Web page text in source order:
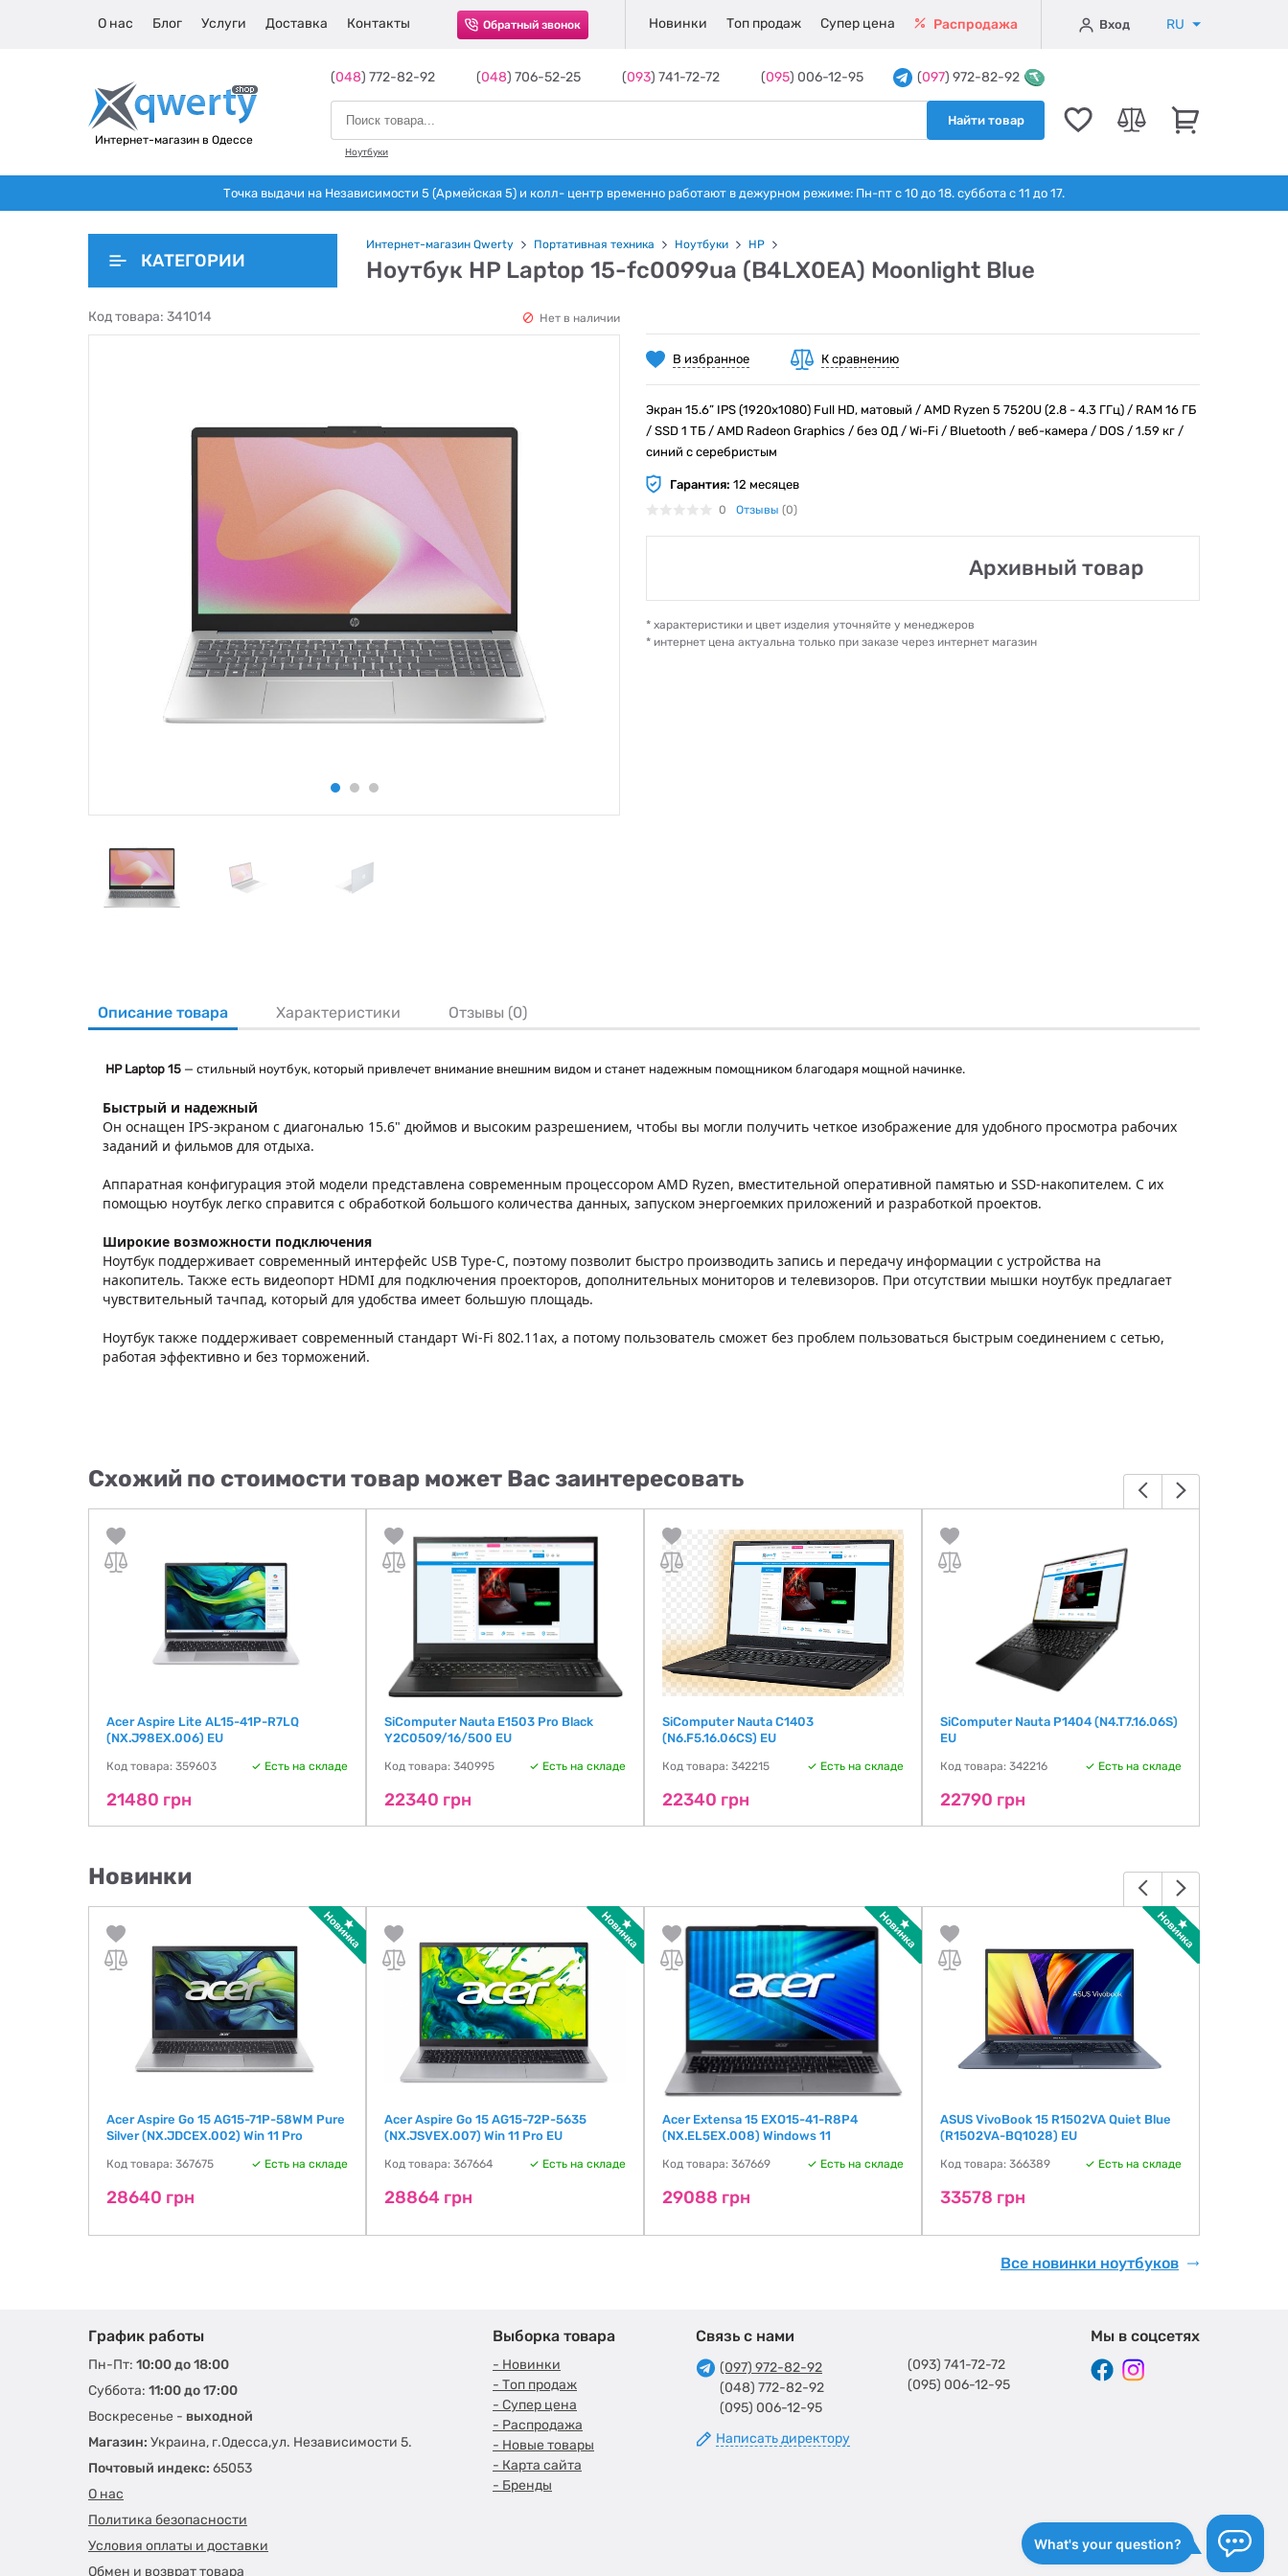
О нас Блог Услуги Доставка Контакты Обратный звонок Новинки Топ продаж Супер цена Распродажа Вход RU
Интернет-магазин в Одессе
(048) 772-82-92 (048) 706-52-25 (093) 741-72-72 (095) 006-12-95 (097) 972-82-92
Найти товар
Ноутбуки
Точка выдачи на Независимости 5 (Армейская 5) и колл- центр временно работают в дежурном режиме: Пн-пт с 10 до 18. суббота с 11 до 17.
КАТЕГОРИИ
Интернет-магазин Qwerty Портативная техника Ноутбуки HP
Ноутбук HP Laptop 15-fc0099ua (B4LX0EA) Moonlight Blue
Код товара: 341014 Нет в наличии
В избранное К сравнению
Экран 15.6” IPS (1920x1080) Full HD, матовый / AMD Ryzen 5 7520U (2.8 - 4.3 ГГц) / RAM 16 ГБ
/ SSD 1 ТБ / AMD Radeon Graphics / без ОД / Wi-Fi / Bluetooth / веб-камера / DOS / 1.59 кг /
синий с серебристым
Гарантия: 12 месяцев
0 Отзывы (0)
Архивный товар
* характеристики и цвет изделия уточняйте у менеджеров
* интернет цена актуальна только при заказе через интернет магазин
Описание товара Характеристики Отзывы (0)
HP Laptop 15 — стильный ноутбук, который привлечет внимание внешним видом и станет надежным помощником благодаря мощной начинке.
Быстрый и надежный
Он оснащен IPS-экраном с диагональю 15.6" дюймов и высоким разрешением, чтобы вы могли получить четкое изображение для удобного просмотра рабочих
заданий и фильмов для отдыха.
Аппаратная конфигурация этой модели представлена современным процессором AMD Ryzen, вместительной оперативной памятью и SSD-накопителем. С их
помощью ноутбук легко справится с обработкой большого количества данных, запуском энергоемких приложений и разработкой проектов.
Широкие возможности подключения
Ноутбук поддерживает современный интерфейс USB Type-C, поэтому позволит быстро производить запись и передачу информации с устройства на
накопитель. Также есть видеопорт HDMI для подключения проекторов, дополнительных мониторов и телевизоров. При отсутствии мышки ноутбук предлагает
чувствительный тачпад, который для удобства имеет большую площадь.
Ноутбук также поддерживает современный стандарт Wi-Fi 802.11ax, а потому пользователь сможет без проблем пользоваться быстрым соединением с сетью,
работая эффективно и без торможений.
Схожий по стоимости товар может Вас заинтересовать
Acer Aspire Lite AL15-41P-R7LQ
(NX.J98EX.006) EU
Код товара: 359603 Есть на складе
21480 грн
SiComputer Nauta E1503 Pro Black
Y2C0509/16/500 EU
Код товара: 340995 Есть на складе
22340 грн
SiComputer Nauta C1403
(N6.F5.16.06CS) EU
Код товара: 342215 Есть на складе
22340 грн
SiComputer Nauta P1404 (N4.T7.16.06S)
EU
Код товара: 342216 Есть на складе
22790 грн
Новинки
Acer Aspire Go 15 AG15-71P-58WM Pure
Silver (NX.JDCEX.002) Win 11 Pro
Код товара: 367675 Есть на складе
28640 грн
Acer Aspire Go 15 AG15-72P-5635
(NX.JSVEX.007) Win 11 Pro EU
Код товара: 367664 Есть на складе
28864 грн
Acer Extensa 15 EXO15-41-R8P4
(NX.EL5EX.008) Windows 11
Код товара: 367669 Есть на складе
29088 грн
ASUS VivoBook 15 R1502VA Quiet Blue
(R1502VA-BQ1028) EU
Код товара: 366389 Есть на складе
33578 грн
Все новинки ноутбуков
График работы
Пн-Пт: 10:00 до 18:00
Суббота: 11:00 до 17:00
Воскресенье - выходной
Магазин: Украина, г.Одесса,ул. Независимости 5.
Почтовый индекс: 65053
О нас
Политика безопасности
Условия оплаты и доставки
Обмен и возврат товара
Выборка товара
- Новинки
- Топ продаж
- Супер цена
- Распродажа
- Новые товары
- Карта сайта
- Бренды
Связь с нами
(097) 972-82-92
(048) 772-82-92
(095) 006-12-95
Написать директору
(093) 741-72-72
(095) 006-12-95
Мы в соцсетях